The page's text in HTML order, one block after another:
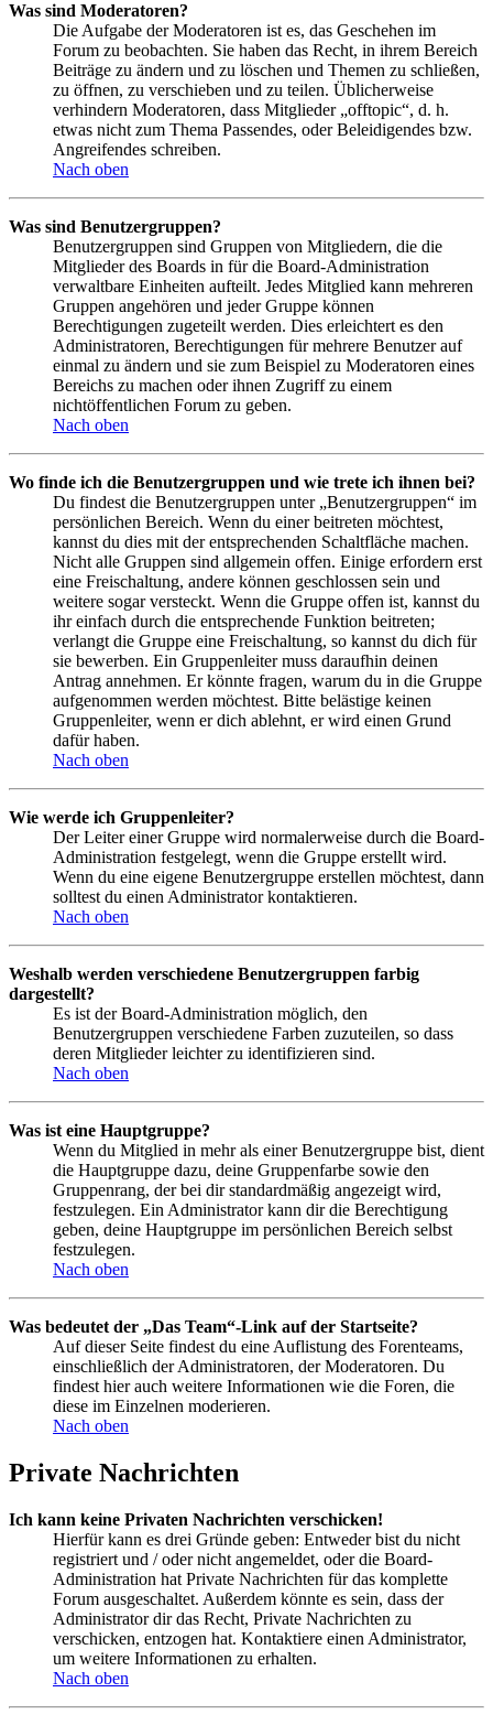
Was sind Moderatoren?
Die Aufgabe der Moderatoren ist es, das Geschehen im
Forum zu beobachten. Sie haben das Recht, in ihrem Bereich
Beiträge zu ändern und zu löschen und Themen zu schließen,
zu öffnen, zu verschieben und zu teilen. Üblicherweise
verhindern Moderatoren, dass Mitglieder „offtopic“, d. h.
etwas nicht zum Thema Passendes, oder Beleidigendes bzw.
Angreifendes schreiben.
Nach oben
Was sind Benutzergruppen?
Benutzergruppen sind Gruppen von Mitgliedern, die die
Mitglieder des Boards in für die Board-Administration
verwaltbare Einheiten aufteilt. Jedes Mitglied kann mehreren
Gruppen angehören und jeder Gruppe können
Berechtigungen zugeteilt werden. Dies erleichtert es den
Administratoren, Berechtigungen für mehrere Benutzer auf
einmal zu ändern und sie zum Beispiel zu Moderatoren eines
Bereichs zu machen oder ihnen Zugriff zu einem
nichtöffentlichen Forum zu geben.
Nach oben
Wo finde ich die Benutzergruppen und wie trete ich ihnen bei?
Du findest die Benutzergruppen unter „Benutzergruppen“ im
persönlichen Bereich. Wenn du einer beitreten möchtest,
kannst du dies mit der entsprechenden Schaltfläche machen.
Nicht alle Gruppen sind allgemein offen. Einige erfordern erst
eine Freischaltung, andere können geschlossen sein und
weitere sogar versteckt. Wenn die Gruppe offen ist, kannst du
ihr einfach durch die entsprechende Funktion beitreten;
verlangt die Gruppe eine Freischaltung, so kannst du dich für
sie bewerben. Ein Gruppenleiter muss daraufhin deinen
Antrag annehmen. Er könnte fragen, warum du in die Gruppe
aufgenommen werden möchtest. Bitte belästige keinen
Gruppenleiter, wenn er dich ablehnt, er wird einen Grund
dafür haben.
Nach oben
Wie werde ich Gruppenleiter?
Der Leiter einer Gruppe wird normalerweise durch die Board-
Administration festgelegt, wenn die Gruppe erstellt wird.
Wenn du eine eigene Benutzergruppe erstellen möchtest, dann
solltest du einen Administrator kontaktieren.
Nach oben
Weshalb werden verschiedene Benutzergruppen farbig
dargestellt?
Es ist der Board-Administration möglich, den
Benutzergruppen verschiedene Farben zuzuteilen, so dass
deren Mitglieder leichter zu identifizieren sind.
Nach oben
Was ist eine Hauptgruppe?
Wenn du Mitglied in mehr als einer Benutzergruppe bist, dient
die Hauptgruppe dazu, deine Gruppenfarbe sowie den
Gruppenrang, der bei dir standardmäßig angezeigt wird,
festzulegen. Ein Administrator kann dir die Berechtigung
geben, deine Hauptgruppe im persönlichen Bereich selbst
festzulegen.
Nach oben
Was bedeutet der „Das Team“-Link auf der Startseite?
Auf dieser Seite findest du eine Auflistung des Forenteams,
einschließlich der Administratoren, der Moderatoren. Du
findest hier auch weitere Informationen wie die Foren, die
diese im Einzelnen moderieren.
Nach oben
Private Nachrichten
Ich kann keine Privaten Nachrichten verschicken!
Hierfür kann es drei Gründe geben: Entweder bist du nicht
registriert und / oder nicht angemeldet, oder die Board-
Administration hat Private Nachrichten für das komplette
Forum ausgeschaltet. Außerdem könnte es sein, dass der
Administrator dir das Recht, Private Nachrichten zu
verschicken, entzogen hat. Kontaktiere einen Administrator,
um weitere Informationen zu erhalten.
Nach oben